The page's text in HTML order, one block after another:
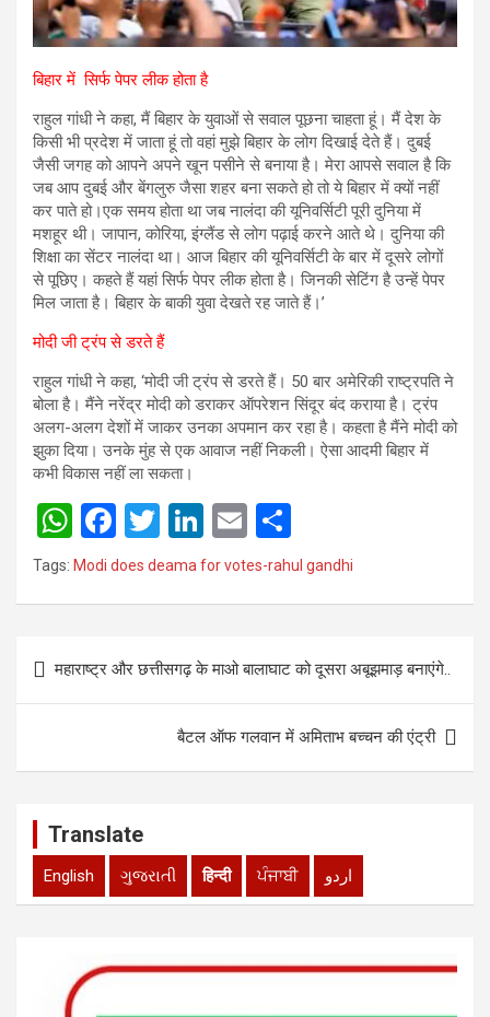
बिहार में सिर्फ पेपर लीक होता है
राहुल गांधी ने कहा, मैं बिहार के युवाओं से सवाल पूछना चाहता हूं। मैं देश के
किसी भी प्रदेश में जाता हूं तो वहां मुझे बिहार के लोग दिखाई देते हैं। दुबई
जैसी जगह को आपने अपने खून पसीने से बनाया है। मेरा आपसे सवाल है कि
जब आप दुबई और बेंगलुरु जैसा शहर बना सकते हो तो ये बिहार में क्यों नहीं
कर पाते हो।एक समय होता था जब नालंदा की यूनिवर्सिटी पूरी दुनिया में
मशहूर थी। जापान, कोरिया, इंग्लैंड से लोग पढ़ाई करने आते थे। दुनिया की
शिक्षा का सेंटर नालंदा था। आज बिहार की यूनिवर्सिटी के बार में दूसरे लोगों
से पूछिए। कहते हैं यहां सिर्फ पेपर लीक होता है। जिनकी सेटिंग है उन्हें पेपर
मिल जाता है। बिहार के बाकी युवा देखते रह जाते हैं।’
मोदी जी ट्रंप से डरते हैं
राहुल गांधी ने कहा, ‘मोदी जी ट्रंप से डरते हैं। 50 बार अमेरिकी राष्ट्रपति ने
बोला है। मैंने नरेंद्र मोदी को डराकर ऑपरेशन सिंदूर बंद कराया है। ट्रंप
अलग-अलग देशों में जाकर उनका अपमान कर रहा है। कहता है मैंने मोदी को
झुका दिया। उनके मुंह से एक आवाज नहीं निकली। ऐसा आदमी बिहार में
कभी विकास नहीं ला सकता।
W
h
A
p
F
a
o
o
T
wi
Li
n
n
E
m h
Tags: Modi does deama for votes-rahul gandhi
navigation
महाराष्ट्र और छत्तीसगढ़ के माओ बालाघाट को दूसरा अबूझमाड़ बनाएंगे..
बैटल ऑफ गलवान में अमिताभ बच्चन की एंट्री
Translate
English ગુજરાતી हिन्दी ਪੰਜਾਬੀ اردو